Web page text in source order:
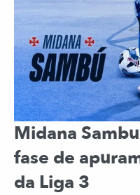
Midana
fase de
da Liga 3